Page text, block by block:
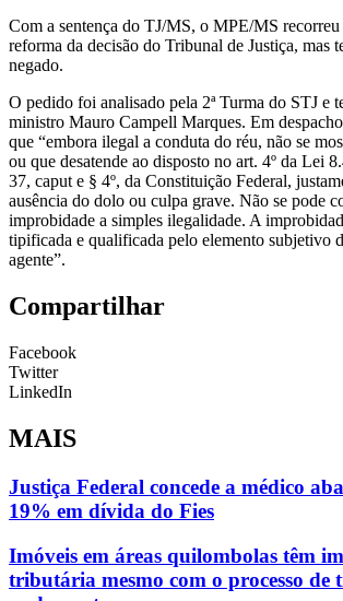
Com a sentença do TJ/MS, o MPE/MS
reforma da decisão do Tribunal de Justiça, mas
negado.
O pedido foi analisado pela 2ª Turma do STJ e
ministro Mauro Campell Marques. Em
que “embora ilegal a conduta do réu, não se
ou que desatende ao disposto no art. 4º da Lei
37, caput e § 4º, da Constituição Federal,
ausência do dolo ou culpa grave. Não se pode
improbidade a simples ilegalidade. A
tipificada e qualificada pelo elemento subjetivo
agente”.
Compartilhar
Facebook
Twitter
LinkedIn
MAIS
Justiça Federal concede a médico
19% em dívida do Fies
Imóveis em áreas quilombolas têm
tributária mesmo com o processo de